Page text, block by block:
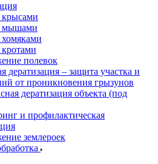
крысами
мышами
хомяками
кротами
полевок
дератизация – защита участка и
от проникновения грызунов
дератизация объекта (под
и профилактическая
землероек